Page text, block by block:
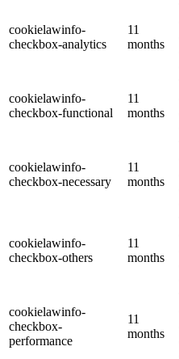
cookielawinfo-
checkbox-analytics
11
months
cookielawinfo-
checkbox-functional
11
months
cookielawinfo-
checkbox-necessary
11
months
cookielawinfo-
checkbox-others
11
months
cookielawinfo-
checkbox-
performance
11
months